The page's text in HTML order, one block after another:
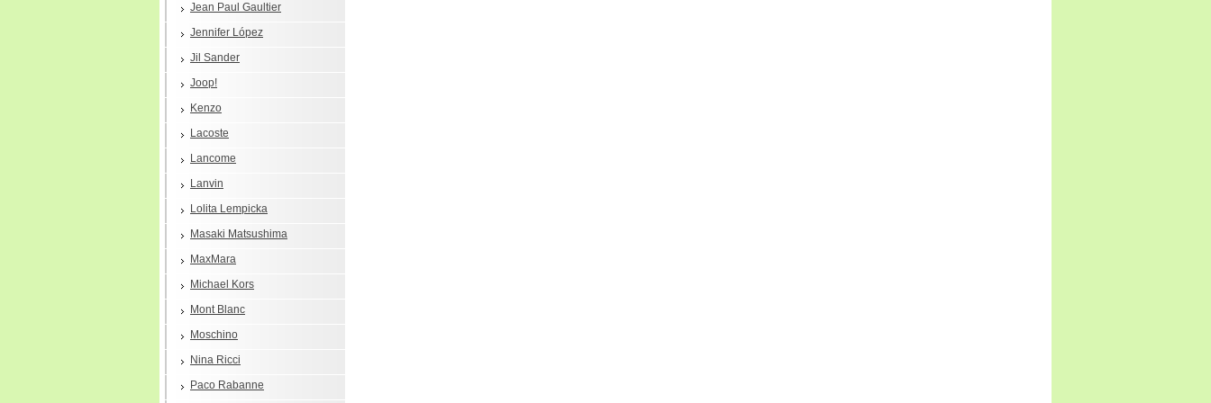
Jean Paul Gaultier
Jennifer López
Jil Sander
Joop!
Kenzo
Lacoste
Lancome
Lanvin
Lolita Lempicka
Masaki Matsushima
MaxMara
Michael Kors
Mont Blanc
Moschino
Nina Ricci
Paco Rabanne